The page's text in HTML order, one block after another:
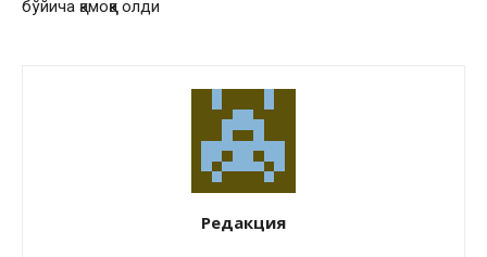
бўйича қамоққа олди
Редакция